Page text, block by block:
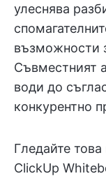
улеснява
възможности
Съвместният
води до
конкурентно
Гледайте
ClickUp